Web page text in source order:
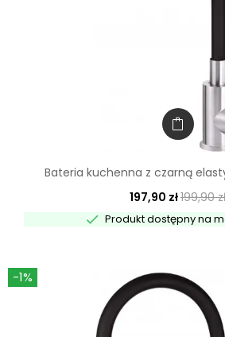
Bateria kuchenna z czarną
197,90 zł199,90
 Produkt dostępny na
-1%